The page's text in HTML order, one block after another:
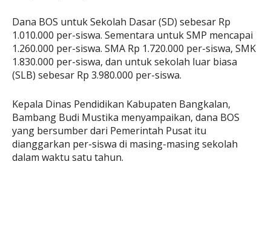
Dana BOS untuk Sekolah Dasar (SD) sebesar Rp
1.010.000 per-siswa. Sementara untuk SMP mencapai
1.260.000 per-siswa. SMA Rp 1.720.000 per-siswa, SMK
1.830.000 per-siswa, dan untuk sekolah luar biasa
(SLB) sebesar Rp 3.980.000 per-siswa.
Kepala Dinas Pendidikan Kabupaten Bangkalan,
Bambang Budi Mustika menyampaikan, dana BOS
yang bersumber dari Pemerintah Pusat itu
dianggarkan per-siswa di masing-masing sekolah
dalam waktu satu tahun.